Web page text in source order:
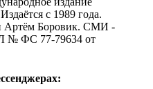
с 1989 года.
Артём Боровик. CМИ -
№ ФС 77-79634 от